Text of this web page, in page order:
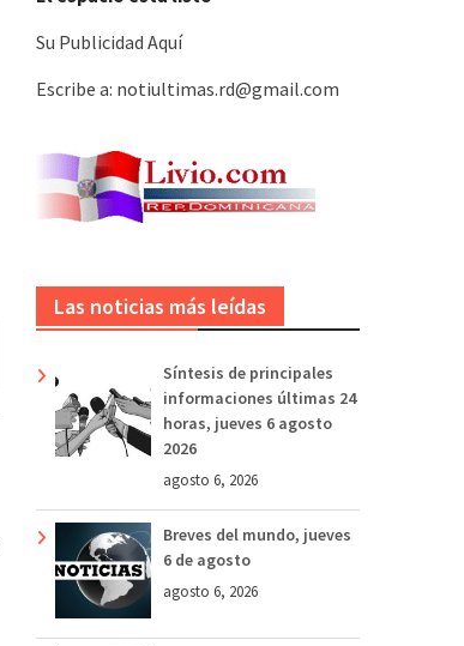
Su Publicidad Aquí
Escribe a: notiultimas.rd@gmail.com
Las noticias más leídas
Síntesis de principales
informaciones últimas 24
horas, jueves 6 agosto
2026
agosto 6, 2026
Breves del mundo, jueves
6 de agosto
agosto 6, 2026